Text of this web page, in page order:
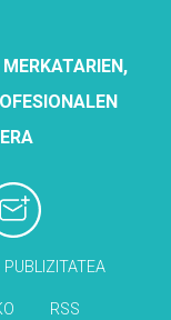
PUBLIZITATEA
RSS